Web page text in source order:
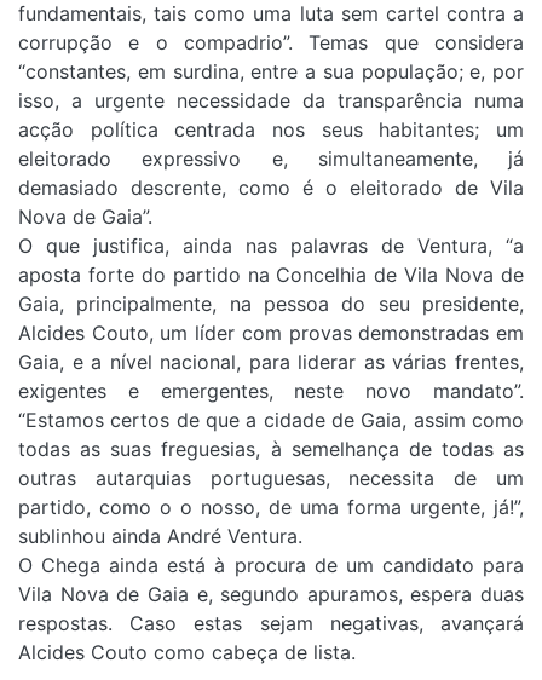
fundamentais, tais como uma luta sem cartel contra a
corrupção e o compadrio”. Temas que considera
“constantes, em surdina, entre a sua população; e, por
isso, a urgente necessidade da transparência numa
acção política centrada nos seus habitantes; um
eleitorado expressivo e, simultaneamente, já
demasiado descrente, como é o eleitorado de Vila
Nova de Gaia”.
O que justifica, ainda nas palavras de Ventura, “a
aposta forte do partido na Concelhia de Vila Nova de
Gaia, principalmente, na pessoa do seu presidente,
Alcides Couto, um líder com provas demonstradas em
Gaia, e a nível nacional, para liderar as várias frentes,
exigentes e emergentes, neste novo mandato”.
“Estamos certos de que a cidade de Gaia, assim como
todas as suas freguesias, à semelhança de todas as
outras autarquias portuguesas, necessita de um
partido, como o o nosso, de uma forma urgente, já!”,
sublinhou ainda André Ventura.
O Chega ainda está à procura de um candidato para
Vila Nova de Gaia e, segundo apuramos, espera duas
respostas. Caso estas sejam negativas, avançará
Alcides Couto como cabeça de lista.